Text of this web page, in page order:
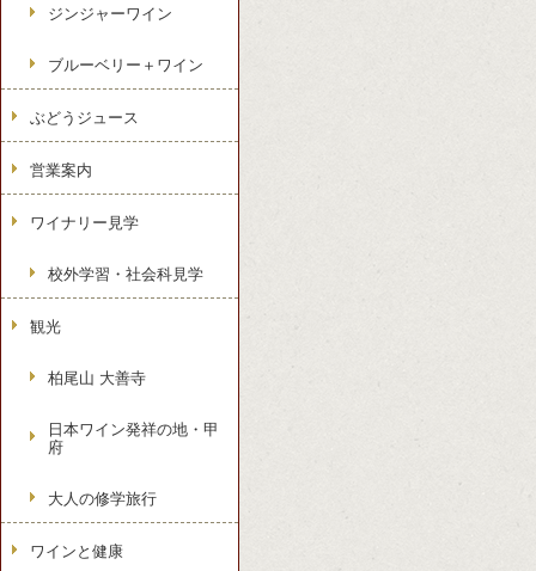
ジンジャーワイン
ブルーベリー＋ワイン
ぶどうジュース
営業案内
ワイナリー見学
校外学習・社会科見学
観光
柏尾山 大善寺
日本ワイン発祥の地・甲
府
大人の修学旅行
ワインと健康